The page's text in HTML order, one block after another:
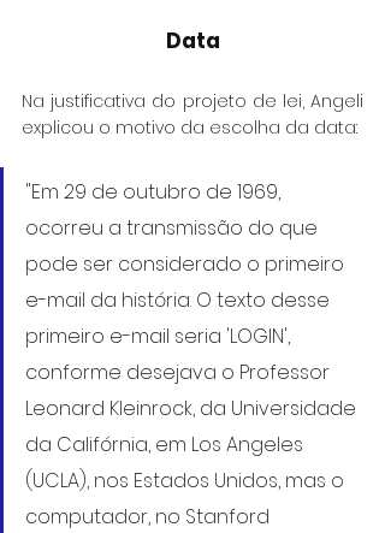
Data
Na justificativa do projeto de lei, Angeli
explicou o motivo da escolha da data:
"Em 29 de outubro de 1969,
ocorreu a transmissão do que
pode ser considerado o primeiro
e-mail da história. O texto desse
primeiro e-mail seria 'LOGIN',
conforme desejava o Professor
Leonard Kleinrock, da Universidade
da Califórnia, em Los Angeles
(UCLA), nos Estados Unidos, mas o
computador, no Stanford